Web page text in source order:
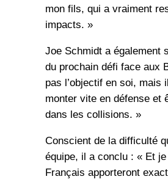
mon fils, qui a vraiment
impacts. »
Joe Schmidt a également
du prochain défi face aux
pas l’objectif en soi, mais
monter vite en défense et
dans les collisions. »
Conscient de la difficulté
équipe, il a conclu : « Et
Français apporteront